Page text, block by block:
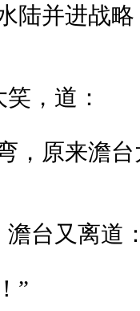
陆并进战
，道：
，原来澹
台又离道
”